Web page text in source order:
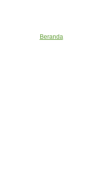
Beranda